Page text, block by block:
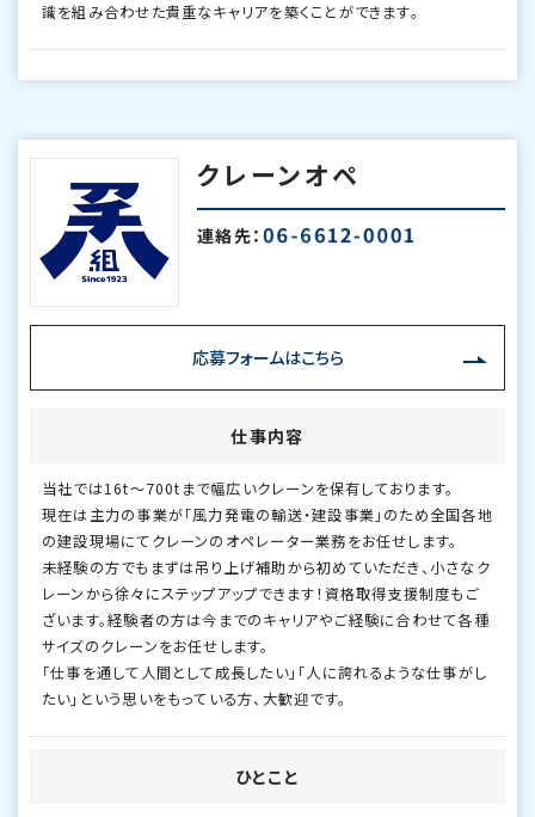
識を組み合わせた貴重なキャリアを築くことができます。
クレーンオペ
連絡先：
応募フォームはこちら
仕事内容
当社では16t～700tまで幅広いクレーンを保有しております。
現在は主力の事業が「風力発電の輸送・建設事業」のため全国各地
の建設現場にてクレーンのオペレーター業務をお任せします。
未経験の方でもまずは吊り上げ補助から初めていただき、小さなク
レーンから徐々にステップアップできます！資格取得支援制度もご
ざいます。経験者の方は今までのキャリアやご経験に合わせて各種
サイズのクレーンをお任せします。
「仕事を通して人間として成長したい」「人に誇れるような仕事がし
たい」という思いをもっている方、大歓迎です。
ひとこと